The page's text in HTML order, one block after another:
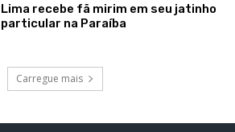
Lima recebe fã mirim em seu jatinho
particular na Paraíba
Carregue mais